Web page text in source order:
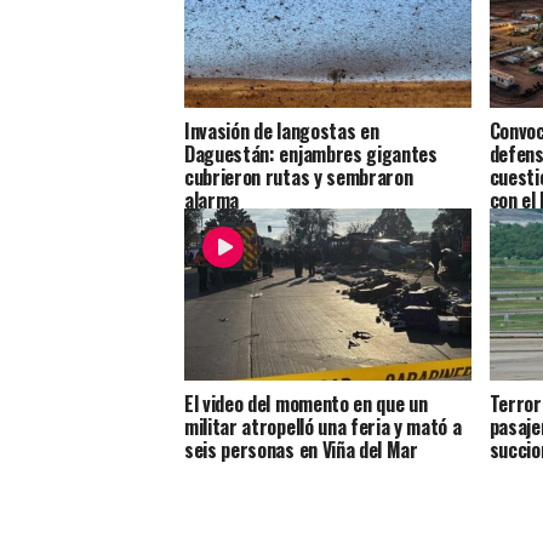
Invasión de langostas en
Daguestán: enjambres gigantes
cubrieron rutas y sembraron
alarma con el
El video del momento en que un
militar atropelló una feria y mató a
seis personas en Viña del Mar